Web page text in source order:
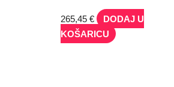
265,45€
DODAJ U
KOŠARICU